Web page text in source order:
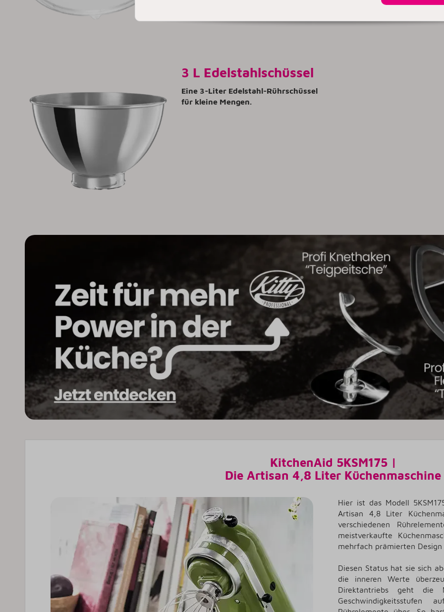
3 L Edelstahlschüssel
Eine 3-Liter Edelstahl-Rührschüssel
für kleine Mengen.
KitchenAid 5KSM175 |
Die Artisan 4,8 Liter Küchenmaschine
Hier ist das Modell
Artisan 4,8 Liter
verschiedenen
meistverkaufte
mehrfach prämierten Design
Diesen Status hat sie sich
die inneren Werte
Direktantriebs geht die